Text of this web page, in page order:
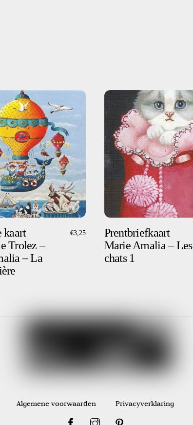
kaart
Trolez –
– La
€3,25
Prentbriefkaart
Marie Amalia – Les
chats 1
Algemene voorwaarden Privacyverklaring